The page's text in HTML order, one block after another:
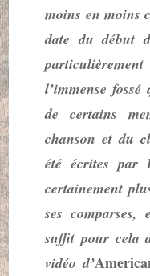
moins en
date du début
l’immense
de certains
chanson et du
été écrites par
certainement
ses
suffit pour cela
vidéo d’